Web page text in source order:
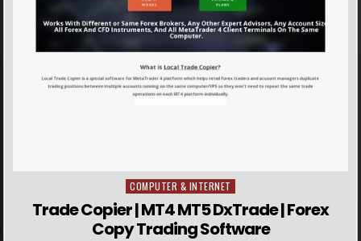
Posted in
COMPUTER & INTERNET
Trade Copier | MT4 MT5 DxTrade | Forex
Copy Trading Software